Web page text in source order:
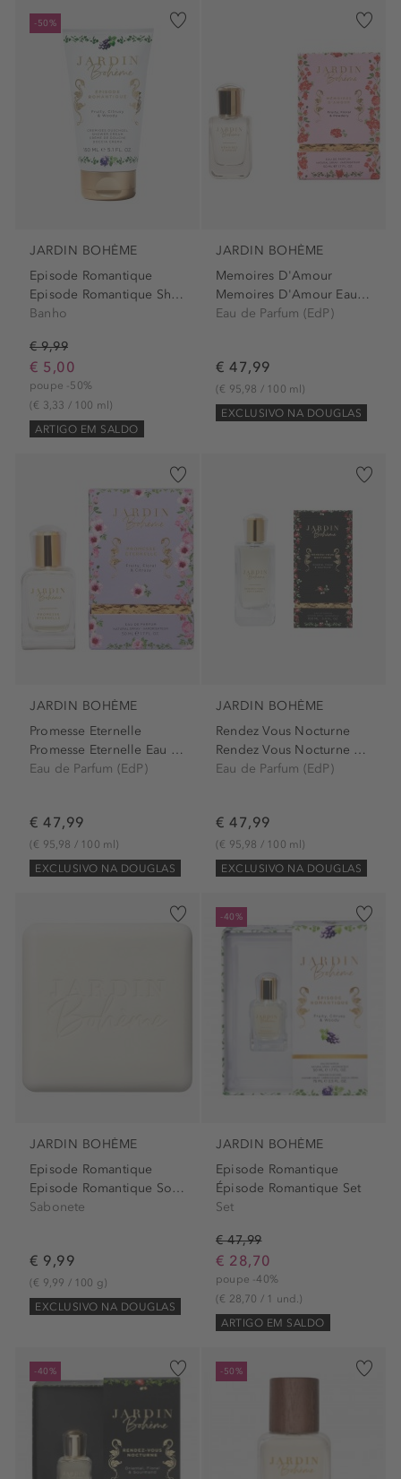
-50%
JARDIN BOHÈME
Episode Romantique
Episode Romantique Shower...
Banho
€ 9,99
€ 5,00
poupe -50%
(€ 3,33 / 100 ml)
ARTIGO EM SALDO
JARDIN BOHÈME
Memoires D'Amour
Memoires D'Amour Eau de...
Eau de Parfum (EdP)
€ 47,99
(€ 95,98 / 100 ml)
EXCLUSIVO NA DOUGLAS
JARDIN BOHÈME
Promesse Eternelle
Promesse Eternelle Eau de...
Eau de Parfum (EdP)
€ 47,99
(€ 95,98 / 100 ml)
EXCLUSIVO NA DOUGLAS
JARDIN BOHÈME
Rendez Vous Nocturne
Rendez Vous Nocturne Eau de...
Eau de Parfum (EdP)
€ 47,99
(€ 95,98 / 100 ml)
EXCLUSIVO NA DOUGLAS
JARDIN BOHÈME
Episode Romantique
Episode Romantique Soap Bar
Sabonete
€ 9,99
(€ 9,99 / 100 g)
EXCLUSIVO NA DOUGLAS
-40%
JARDIN BOHÈME
Episode Romantique
Épisode Romantique Set
Set
€ 47,99
€ 28,70
poupe -40%
(€ 28,70 / 1 und.)
ARTIGO EM SALDO
-40% -50%